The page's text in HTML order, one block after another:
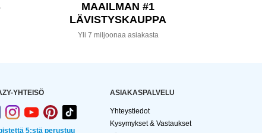
MAAILMAN #1
LÄVISTYSKAUPPA
Yli 7 miljoonaa asiakasta
YHTEISÖ
5:stä perustuu
ASIAKASPALVELU
Yhteystiedot
Kysymykset & Vastaukset